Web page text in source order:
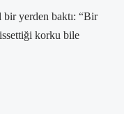
bir yerden baktı: “Bir
korku bile